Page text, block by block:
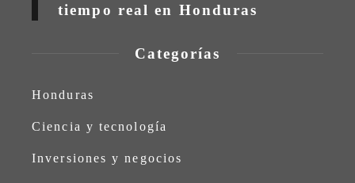
tiempo real en Honduras
Categorías
Honduras
Ciencia y tecnología
Inversiones y negocios